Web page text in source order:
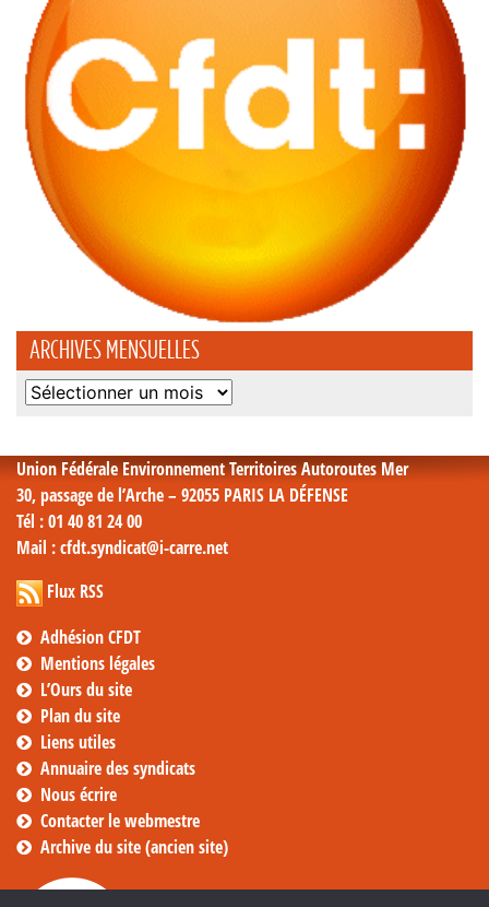
ARCHIVES MENSUELLES
Archives
Union Fédérale Environnement Territoires Autoroutes Mer
30, passage de l’Arche – 92055 PARIS LA DÉFENSE
Tél : 01 40 81 24 00
Mail : cfdt.syndicat@i-carre.net
Flux RSS
Adhésion CFDT
Mentions légales
L’Ours du site
Plan du site
Liens utiles
Annuaire des syndicats
Nous écrire
Contacter le webmestre
Archive du site (ancien site)